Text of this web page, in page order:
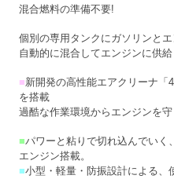
混合燃料の準備不要!
個別の専用タンクにガソリンと
自動的に混合してエンジンに供給
■新開発の高性能エアクリーナ「
を搭載
過酷な作業環境からエンジンを守
■パワーと粘りで切れ込んでいく
エンジン搭載。
■小型・軽量・防振設計による、